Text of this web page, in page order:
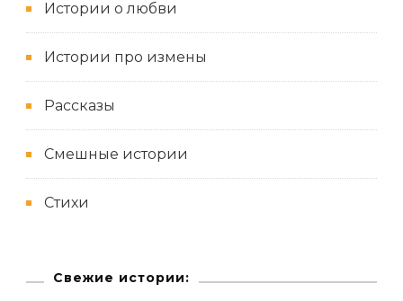
Истории о любви
Истории про измены
Рассказы
Смешные истории
Стихи
Свежие истории: